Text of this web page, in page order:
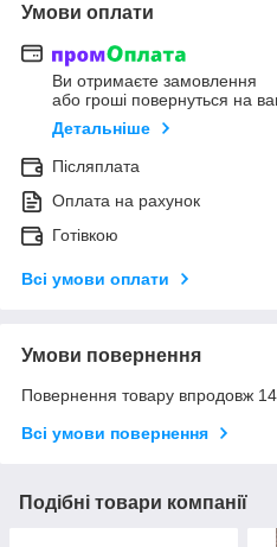
Умови оплати
Ви отримаєте замовлення
або гроші повернуться на
Детальніше
Післяплата
Оплата на рахунок
Готівкою
Всі умови оплати
Умови повернення
Повернення товару впродовж 14
Всі умови повернення
Подібні товари компанії